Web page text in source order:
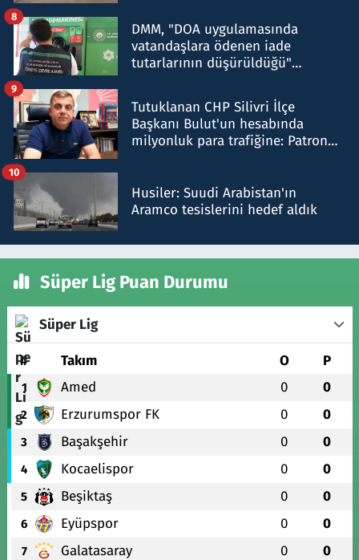
DMM, "DOA uygulamasında
vatandaşlara ödenen iade
tutarlarının düşürüldüğü"
8
Tutuklanan CHP Silivri İlçe
Başkanı Bulut'un hesabında
milyonluk para trafiğine: Patron
9
Husiler: Suudi Arabistan'ın
Aramco tesislerini hedef aldık
10
Süper Lig Puan Durumu
Süper Lig
# Takım O P
1 Amed 0 0
2 Erzurumspor FK 0 0
3 Başakşehir 0 0
4 Kocaelispor 0 0
5 Beşiktaş 0 0
6 Eyüpspor 0 0
7 Galatasaray 0 0